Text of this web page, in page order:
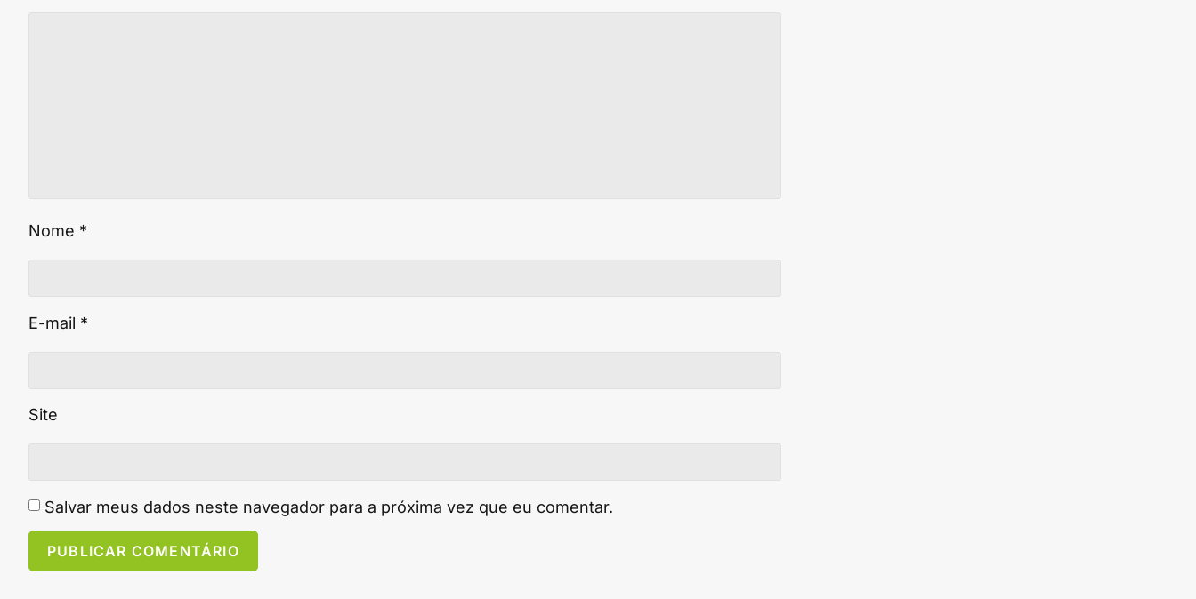
Nome *
E-mail *
Site
Salvar meus dados neste navegador para a próxima vez que eu comentar.